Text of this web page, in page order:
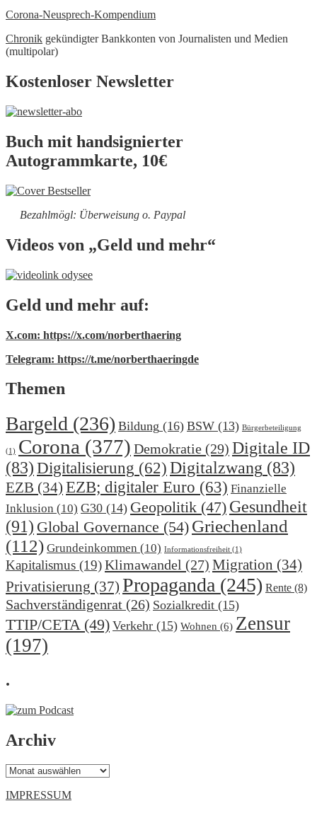
Corona-Neusprech-Kompendium
Chronik gekündigter Bankkonten von Journalisten und Medien
(multipolar)
Kostenloser Newsletter
Buch mit handsignierter
Autogrammkarte, 10€
Bezahlmögl: Überweisung o. Paypal
Videos von „Geld und mehr“
Geld und mehr auf:
X.com: https://x.com/norberthaering
Telegram: https://t.me/norberthaeringde
Themen
Bargeld (236) Bildung (16) BSW (13) Bürgerbeteiligung
(1) Corona (377) Demokratie (29) Digitale ID
(83) Digitalisierung (62) Digitalzwang (83)
EZB (34) EZB; digitaler Euro (63) Finanzielle
Inklusion (10) G30 (14) Geopolitik (47) Gesundheit
(91) Global Governance (54) Griechenland
(112) Grundeinkommen (10) Informationsfreiheit (1)
Kapitalismus (19)Klimawandel (27) Migration (34)
Privatisierung (37) Propaganda (245) Rente (8)
Sachverständigenrat (26) Sozialkredit (15)
TTIP/CETA(49) Verkehr (15) Wohnen (6) Zensur
(197)
.
Archiv
Archiv
IMPRESSUM